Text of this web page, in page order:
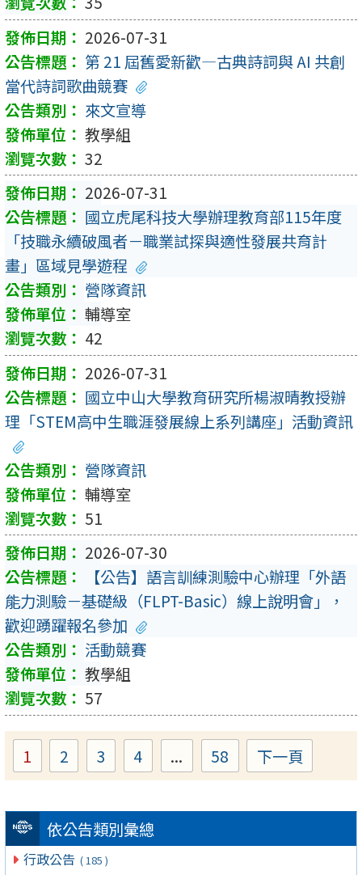
依公告類別彙總
行政公告 ( 185 )
2026-07-31
第 21 屆舊愛新歡—古典詩詞與 AI 共創
當代詩詞歌曲競賽
來文宣導
教學組
32
2026-07-31
國立虎尾科技大學辦理教育部115年度
「技職永續破風者－職業試探與適性發展共育計
畫」區域見學遊程
營隊資訊
輔導室
42
2026-07-31
國立中山大學教育研究所楊淑晴教授辦
理「STEM高中生職涯發展線上系列講座」活動資訊
營隊資訊
輔導室
51
2026-07-30
【公告】語言訓練測驗中心辦理「外語
能力測驗－基礎級（FLPT-Basic）線上說明會」，
歡迎踴躍報名參加
活動競賽
教學組
57
Page
1 Page
2 Page
3 Page
4 ... Page
58 下一頁